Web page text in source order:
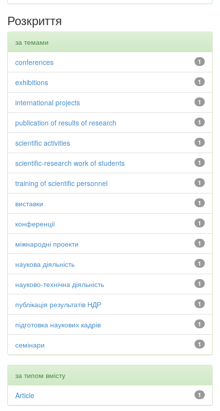
Розкриття
за темами
1
conferences
1
exhibitions
1
international projects
1
publication of results of research
1
scientific activities
1
scientific-research work of students
1
training of scientific personnel
1
виставки
1
конференції
1
міжнародні проекти
1
наукова діяльність
1
науково-технічна діяльність
1
публікація результатів НДР
1
підготовка наукових кадрів
1
семінари
за типом вмісту
1
Article